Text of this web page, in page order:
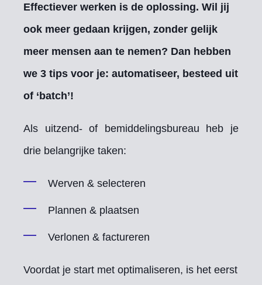
Effectiever werken is de oplossing. Wil jij
ook meer gedaan krijgen, zonder gelijk
meer mensen aan te nemen? Dan hebben
we 3 tips voor je: automatiseer, besteed uit
of ‘batch’!
Als uitzend- of bemiddelingsbureau heb je
drie belangrijke taken:
Werven & selecteren
Plannen & plaatsen
Verlonen & factureren
Voordat je start met optimaliseren, is het eerst